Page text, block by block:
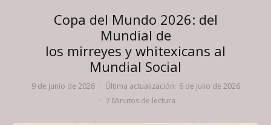
Copa del Mundo 2026: del
Mundial de
los mirreyes y whitexicans al
Mundial Social
9 de junio de 2026 · Última actualización: 6 de julio de 2026
· 7 Minutos de lectura